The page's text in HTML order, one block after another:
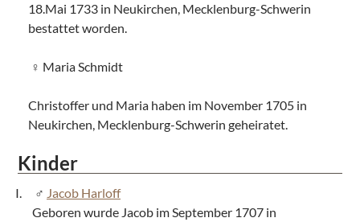
18.Mai 1733 in Neukirchen, Mecklenburg-Schwerin
bestattet worden.
Maria Schmidt
Christoffer und Maria haben im November 1705 in
Neukirchen, Mecklenburg-Schwerin geheiratet.
Kinder
Jacob Harloff
Geboren wurde Jacob im September 1707 in